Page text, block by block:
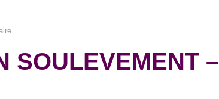
SOULEVEMENT –